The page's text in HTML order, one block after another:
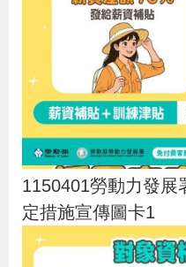
1150401勞動力發展
定措施宣傳圖卡1